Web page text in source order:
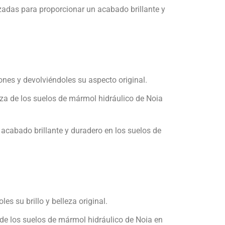
para proporcionar un acabado brillante y
y devolviéndoles su aspecto original.
de los suelos de mármol hidráulico de Noia
brillante y duradero en los suelos de
su brillo y belleza original.
los suelos de mármol hidráulico de Noia en